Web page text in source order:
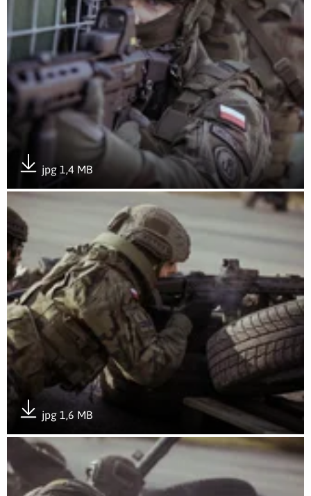
jpg 1,4 MB
Otwórz załącznik Sympozjum wojsk obrony terytorialnej z
jpg 1,6 MB
Otwórz załącznik Sympozjum wojsk obrony terytorialnej z